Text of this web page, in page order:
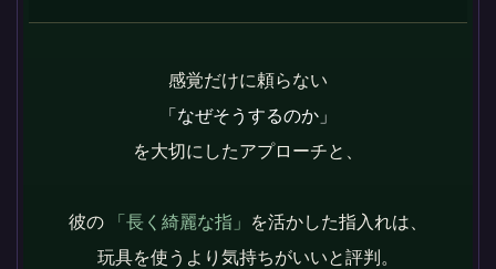
感覚だけに頼らない
「なぜそうするのか」
を大切にしたアプローチと、
彼の 「長く綺麗な指」
を活かした指入れは、
玩具を使うより気持ちがいいと評判。